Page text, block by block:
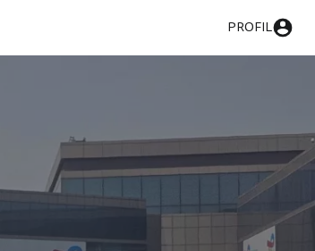
PROFIL